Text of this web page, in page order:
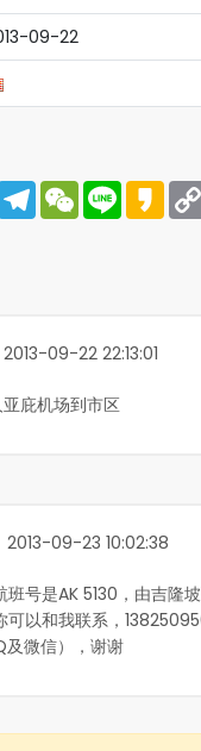
09-22
TelegramWeChat
Line
2013-09-22 22:13:01
庇机场到市区
2013-09-23 10:02:38
班号是AK 5130，由吉隆
可以和我联系，
微信），谢谢